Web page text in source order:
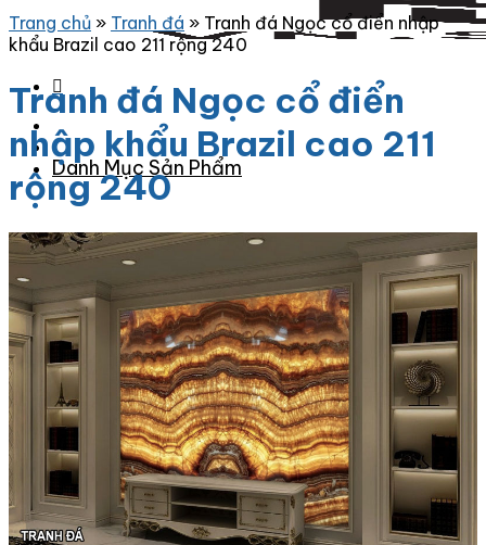
Danh Mục Sản Phẩm
Đá Granite
Đá Granite Màu Vàng
Đá Granite Màu Xám
Đá Granite Màu Đen
Đá Granite Màu Xanh
Đá Granite Màu Nâu
Đá Granite Màu Đỏ
Đá Travertine
Trang chủ » Tranh đá » Tranh đá Ngọc cổ điển nhập
khẩu Brazil cao 211 rộng 240
Tranh đá Ngọc cổ điển
nhập khẩu Brazil cao 211
rộng 240